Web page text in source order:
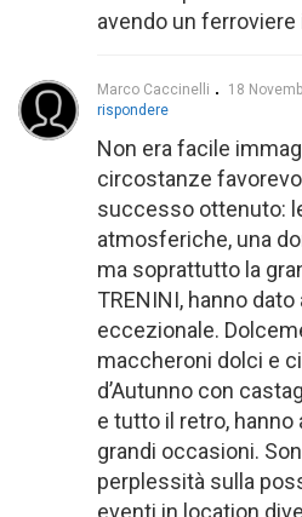
avendo un ferroviere
Marco Caccinelli 18
rispondere
Non era facile
circostanze
successo ottenuto:
atmosferiche, una
ma soprattutto la
TRENINI, hanno
eccezionale.
maccheroni dolci e
d’Autunno con
e tutto il retro,
grandi occasioni.
perplessità sulla
eventi in location